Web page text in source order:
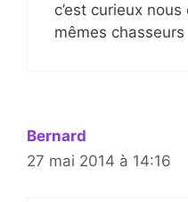
c’est curieux
mêmes chasseurs
Bernard
27 mai 2014 à 14:16